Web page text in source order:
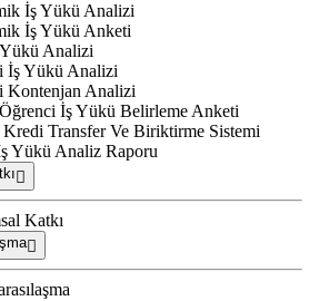
İş Yükü Analizi
İş Yükü Anketi
Analizi
İş Yükü Analizi
Kontenjan Analizi
İş Yükü Belirleme Anketi
Transfer Ve Biriktirme Sistemi
Yükü Analiz Raporu
Katkı